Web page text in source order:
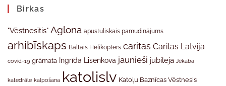
Birkas
"Vēstnesītis" Aglona apustuliskais pamudinājums
arhibīskaps Baltais Helikopters caritas Caritas Latvija
covid-19 grāmata Ingrīda Lisenkova jaunieši jubileja Jēkaba
katedrāle kalpošana katolislv Katoļu Baznīcas Vēstnesis